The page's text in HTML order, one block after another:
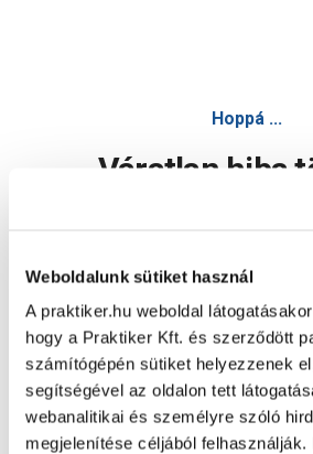
Weboldalunk sütiket használ
A praktiker.hu weboldal
hogy a Praktiker Kft. és szerződött
számítógépén sütiket helyezzenek
segítségével az oldalon tett
webanalitikai és személyre szóló
megjelenítése céljából
Hoppá ...
Váratlan hiba
Oldal újratöltése